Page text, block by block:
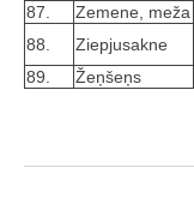
87.
Zemene, meža
88.
Ziepjusakne
89.
Žeņšeņs